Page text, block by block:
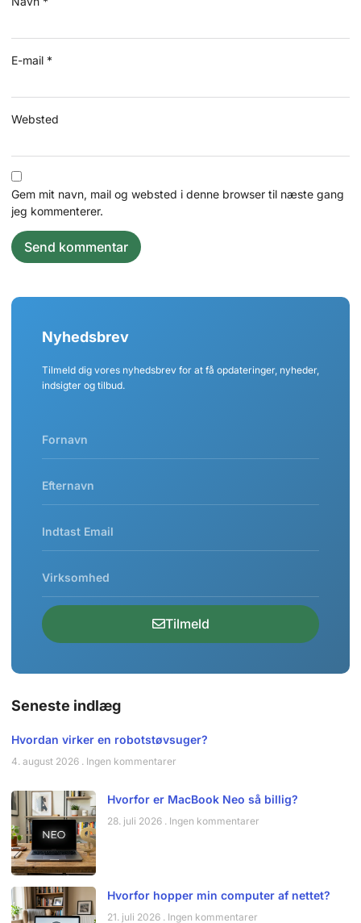
E-mail *
Websted
Gem mit navn, mail og websted i denne browser til næste gang
jeg kommenterer.
Nyhedsbrev
Tilmeld dig vores nyhedsbrev for at få opdateringer, nyheder,
indsigter og tilbud.
Tilmeld
Seneste indlæg
Hvordan virker en robotstøvsuger?
4. august 2026 Ingen kommentarer
Hvorfor er MacBook Neo så billig?
28. juli 2026 Ingen kommentarer
Hvorfor hopper min computer af nettet?
21. juli 2026 Ingen kommentarer